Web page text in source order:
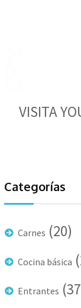
VISITA
Categorías
Carnes (20)
Cocina básica
Entrantes